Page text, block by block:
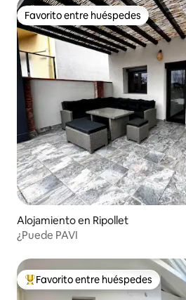
Favorito entre huéspedes
Favorito entre huéspedes
Alojamiento en Ripollet
¿Puede PAVI
Favorito entre huéspedes preferido
Favorito entre huéspedes